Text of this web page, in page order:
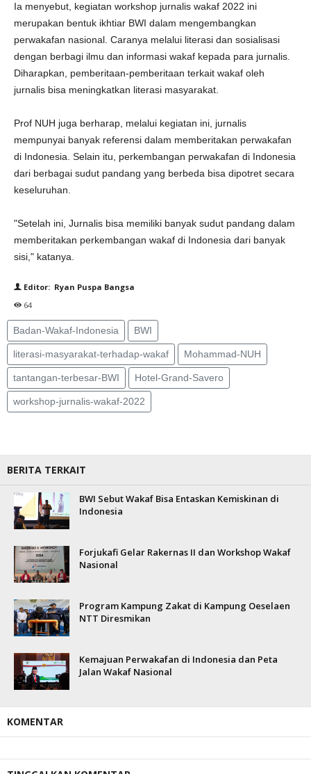
Ia menyebut, kegiatan workshop jurnalis wakaf 2022 ini
merupakan bentuk ikhtiar BWI dalam mengembangkan
perwakafan nasional. Caranya melalui literasi dan sosialisasi
dengan berbagi ilmu dan informasi wakaf kepada para jurnalis.
Diharapkan, pemberitaan-pemberitaan terkait wakaf oleh
jurnalis bisa meningkatkan literasi masyarakat.
Prof NUH juga berharap, melalui kegiatan ini, jurnalis
mempunyai banyak referensi dalam memberitakan perwakafan
di Indonesia. Selain itu, perkembangan perwakafan di Indonesia
dari berbagai sudut pandang yang berbeda bisa dipotret secara
keseluruhan.
"Setelah ini, Jurnalis bisa memiliki banyak sudut pandang dalam
memberitakan perkembangan wakaf di Indonesia dari banyak
sisi," katanya.
Editor: Ryan Puspa Bangsa
64
Badan-Wakaf-Indonesia BWI
literasi-masyarakat-terhadap-wakaf Mohammad-NUH
tantangan-terbesar-BWI Hotel-Grand-Savero
workshop-jurnalis-wakaf-2022
BERITA TERKAIT
BWI Sebut Wakaf Bisa Entaskan Kemiskinan di
Indonesia
Forjukafi Gelar Rakernas II dan Workshop Wakaf
Nasional
Program Kampung Zakat di Kampung Oeselaen
NTT Diresmikan
Kemajuan Perwakafan di Indonesia dan Peta
Jalan Wakaf Nasional
KOMENTAR